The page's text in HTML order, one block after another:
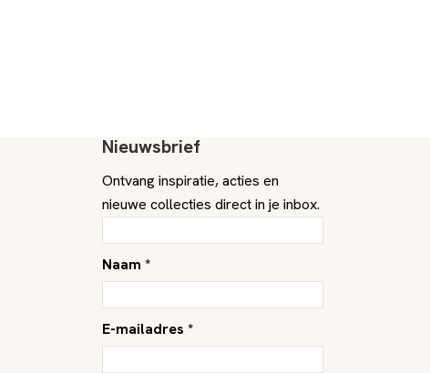
Nieuwsbrief
Ontvang inspiratie, acties en
nieuwe collecties direct in je inbox.
Naam *
E-mailadres *